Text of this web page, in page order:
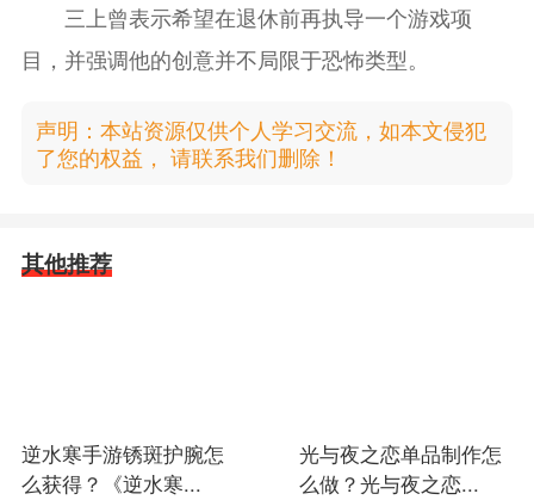
三上曾表示希望在退休前再执导一个游戏项
目，并强调他的创意并不局限于恐怖类型。
声明：本站资源仅供个人学习交流，如本文侵犯
了您的权益， 请联系我们删除！
其他推荐
逆水寒手游锈斑护腕怎
么获得？《逆水寒...
光与夜之恋单品制作怎
么做？光与夜之恋...